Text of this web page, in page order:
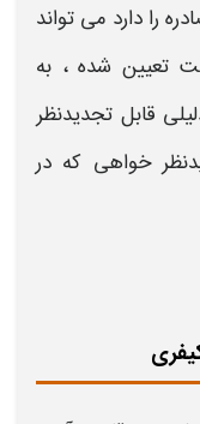
را دارد می تواند
تعیین شده ، به
قابل تجدیدنظر
خواهی که در